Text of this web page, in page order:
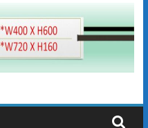
屏東學子啟航德
尖綠能車業核心